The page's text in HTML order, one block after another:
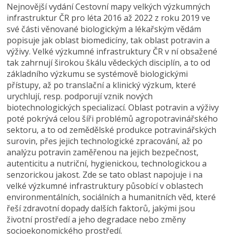
Nejnovější vydání Cestovní mapy velkých výzkumných
infrastruktur ČR pro léta 2016 až 2022 z roku 2019 ve
své části věnované biologickým a lékařským vědám
popisuje jak oblast biomedicíny, tak oblast potravin a
výživy. Velké výzkumné infrastruktury ČR v ní obsažené
tak zahrnují širokou škálu vědeckých disciplín, a to od
základního výzkumu se systémově biologickými
přístupy, až po translační a klinický výzkum, které
urychlují, resp. podporují vznik nových
biotechnologických specializací. Oblast potravin a výživy
poté pokrývá celou šíři problémů agropotravinářského
sektoru, a to od zemědělské produkce potravinářských
surovin, přes jejich technologické zpracování, až po
analýzu potravin zaměřenou na jejich bezpečnost,
autenticitu a nutriční, hygienickou, technologickou a
senzorickou jakost. Zde se tato oblast napojuje i na
velké výzkumné infrastruktury působící v oblastech
environmentálních, sociálních a humanitních věd, které
řeší zdravotní dopady dalších faktorů, jakými jsou
životní prostředí a jeho degradace nebo změny
socioekonomického prostředí.